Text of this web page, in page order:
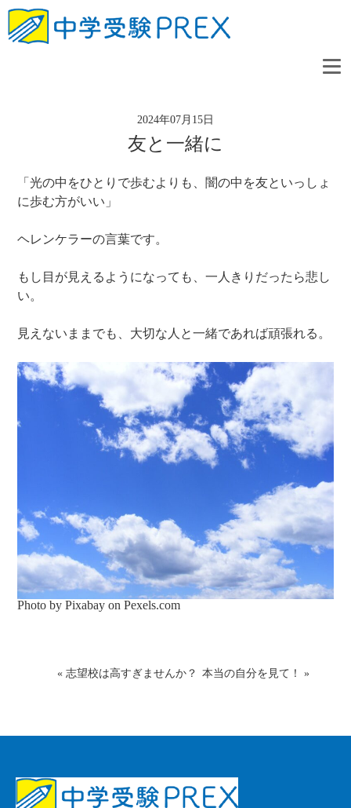
2024年07月15日
友と一緒に
「光の中をひとりで歩むよりも、闇の中を友といっしょ
に歩む方がいい」
ヘレンケラーの言葉です。
もし目が見えるようになっても、一人きりだったら悲し
い。
見えないままでも、大切な人と一緒であれば頑張れる。
Photo by Pixabay onPexels.com
« 志望校は高すぎませんか？ 本当の自分を見て！ »